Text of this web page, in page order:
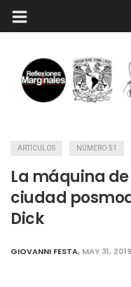
ARTÍCULOS NÚMERO 51
La máquina
ciudad
Dick
GIOVANNI FESTA, MAY 31, 2019